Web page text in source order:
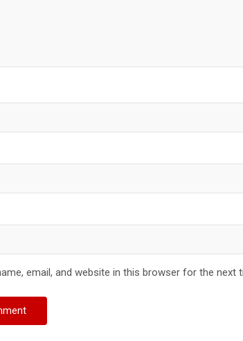
email, and website in this browser for the next